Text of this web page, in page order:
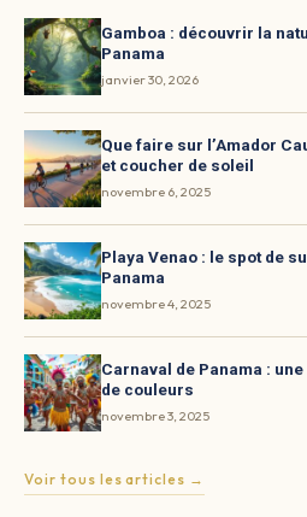
Gamboa : découvrir la
Panama
janvier 30, 2026
Que faire sur l’Amador
et coucher de soleil
novembre 6, 2025
Playa Venao : le spot de
Panama
novembre 4, 2025
Carnaval de Panama :
de couleurs
novembre 3, 2025
Voir tous les articles →